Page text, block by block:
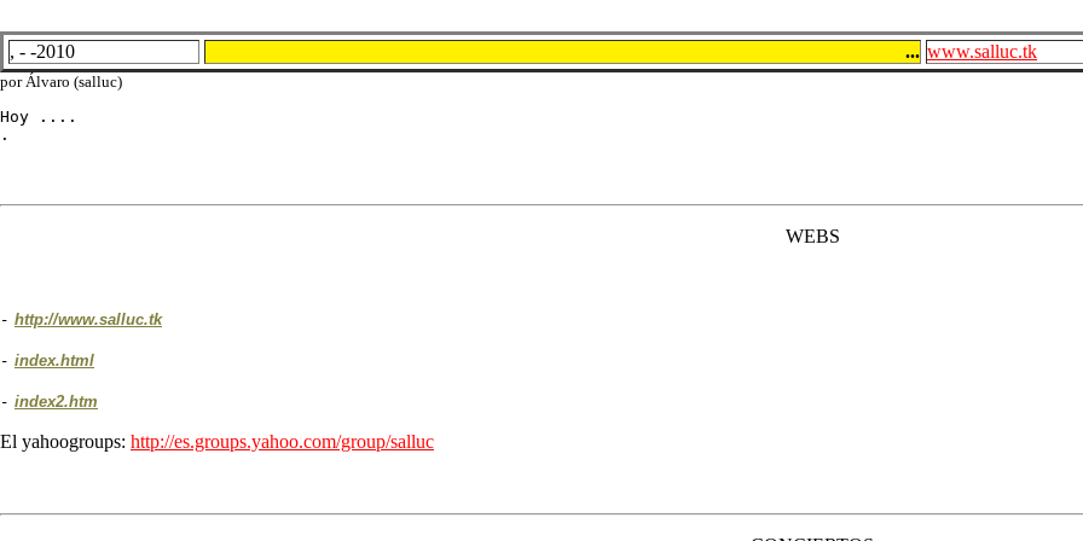
, - -2010 ... www.salluc.tk
por Álvaro (salluc)
Hoy ....
.
WEBS
- http://www.salluc.tk
- index.html
- index2.htm
El yahoogroups: http://es.groups.yahoo.com/group/salluc